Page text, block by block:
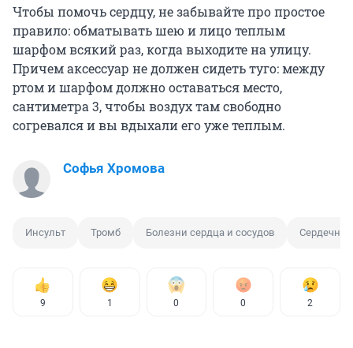
Чтобы помочь сердцу, не забывайте про простое
правило: обматывать шею и лицо теплым
шарфом всякий раз, когда выходите на улицу.
Причем аксессуар не должен сидеть туго: между
ртом и шарфом должно оставаться место,
сантиметра 3, чтобы воздух там свободно
согревался и вы вдыхали его уже теплым.
Софья Хромова
Инсульт Тромб Болезни сердца и сосудов Сердечно-
9 1 0 0 2